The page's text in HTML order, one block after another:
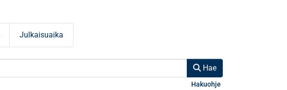
Julkaisuaika
Hae
Hakuohje